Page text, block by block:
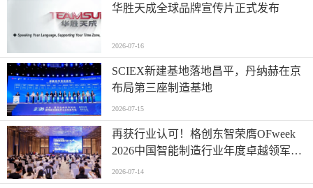
华胜天成全球品牌宣传片正式发布
2026-07-16
SCIEX新建基地落地昌平，丹纳赫在京
布局第三座制造基地
2026-07-15
再获行业认可！格创东智荣膺OFweek
2026中国智能制造行业年度卓越领军企
业奖
2026-07-14